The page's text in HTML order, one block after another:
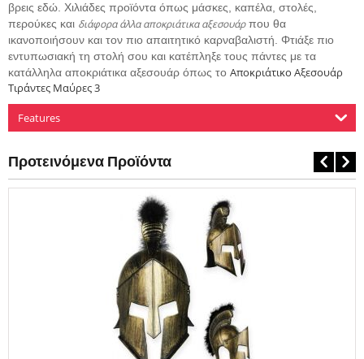
βρεις εδώ. Χιλιάδες προϊόντα όπως μάσκες, καπέλα, στολές,
περούκες και διάφορα άλλα αποκριάτικα αξεσουάρπου θα
ικανοποιήσουν και τον πιο απαιτητικό καρναβαλιστή. Φτιάξε πιο
εντυπωσιακή τη στολή σου και κατέπληξε τους πάντες με τα
κατάλληλα αποκριάτικα αξεσουάρ όπως το Αποκριάτικο Αξεσουάρ
Τιράντες Μαύρες 3
Features
Προτεινόμενα Προϊόντα